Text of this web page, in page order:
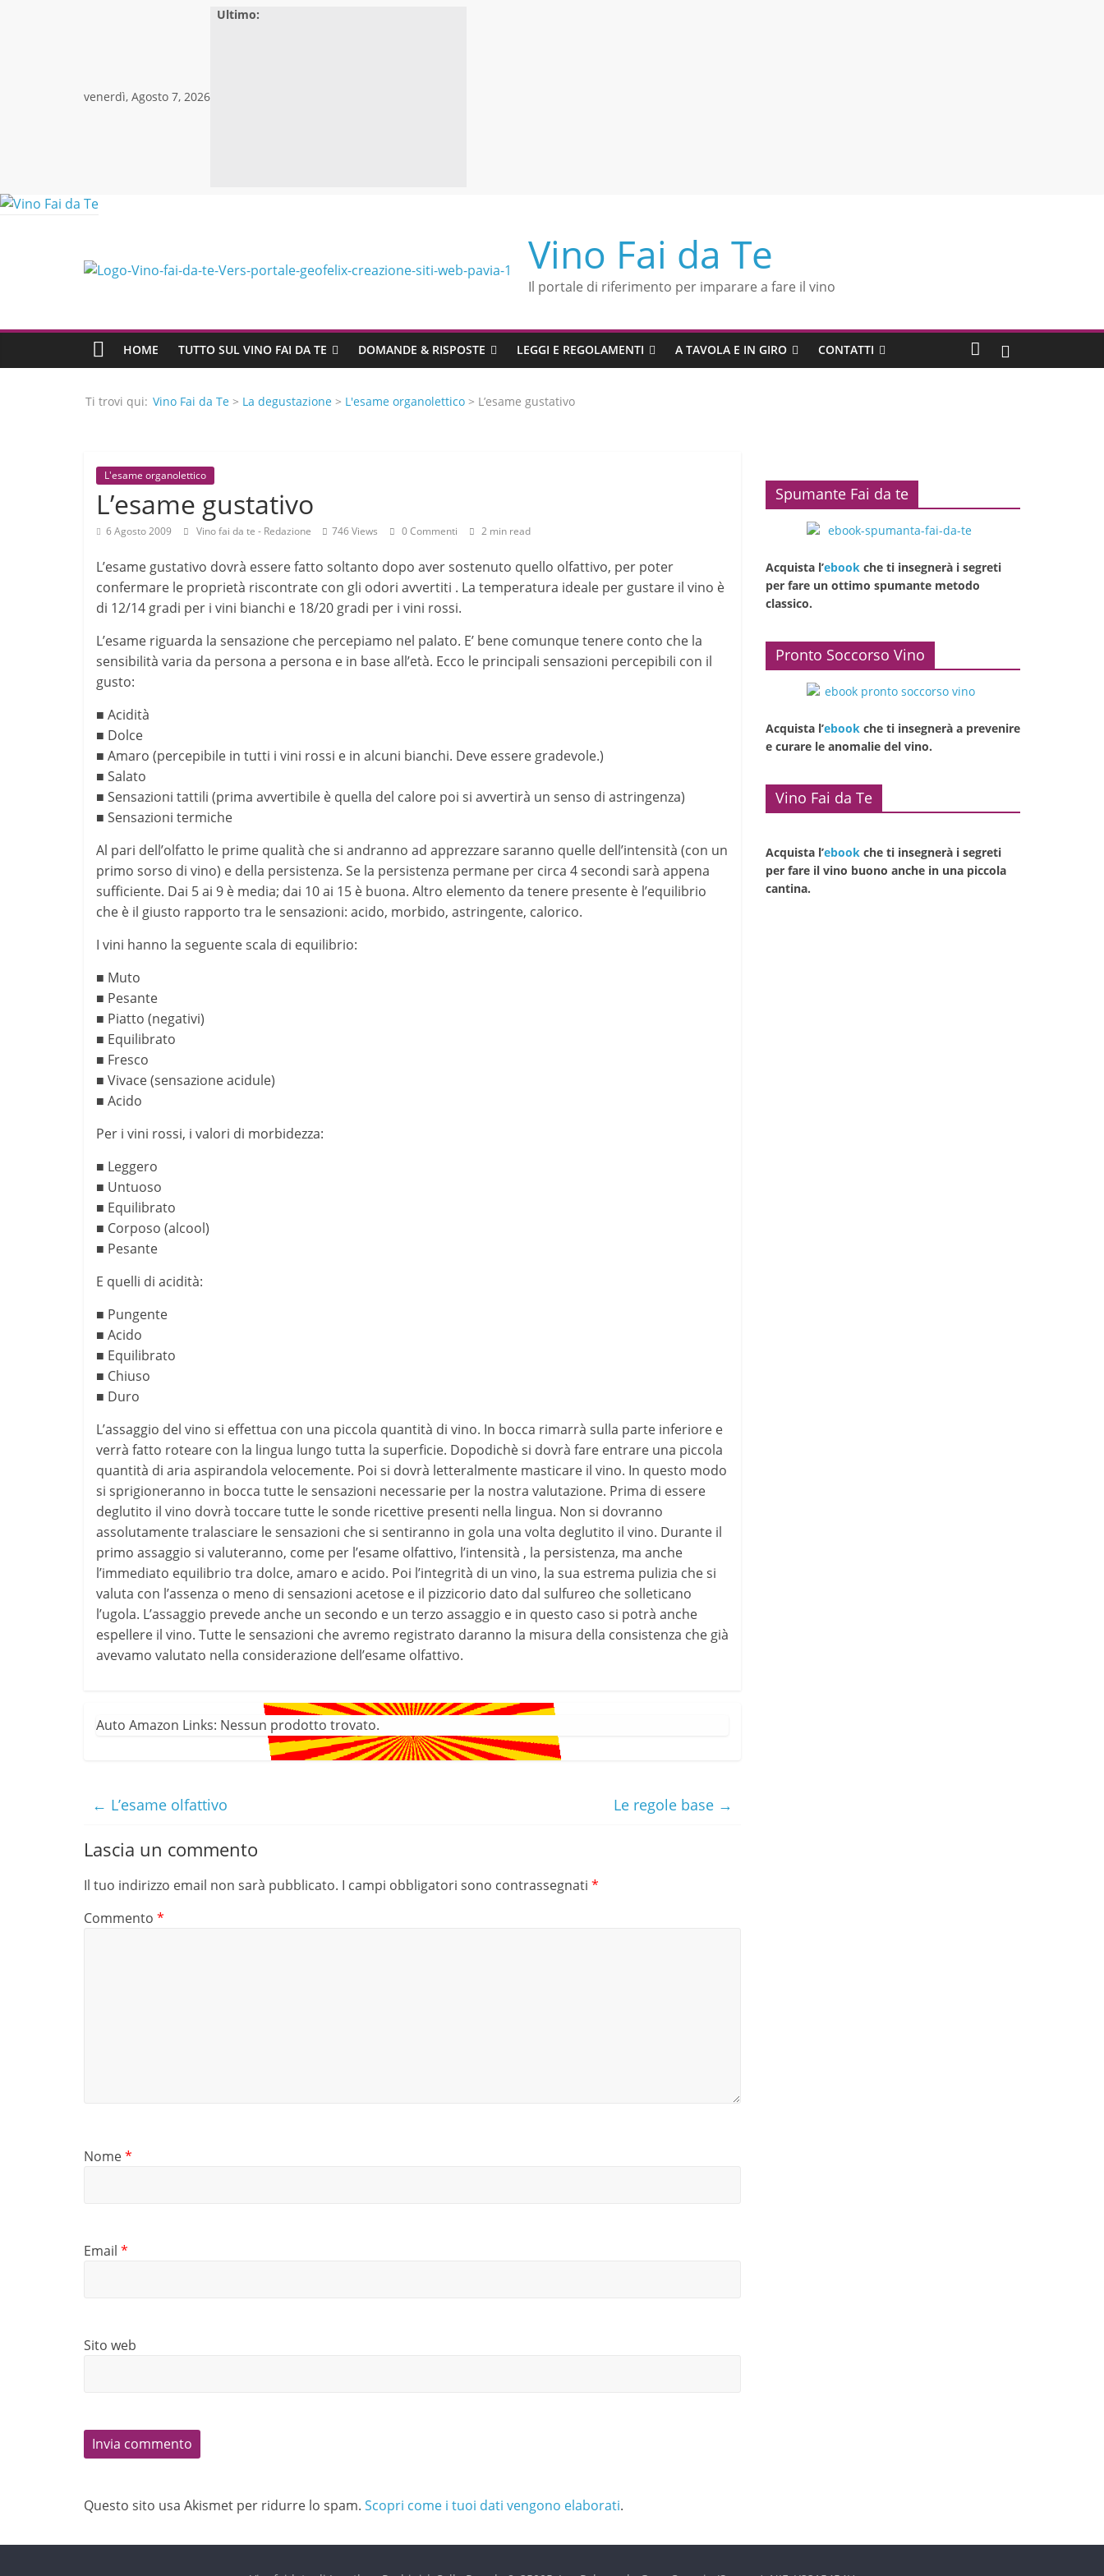
venerdì, Agosto 7, 2026
Ultimo:
Vino Fai da Te
Il portale di riferimento per imparare a fare il vino
HOME TUTTO SUL VINO FAI DA TE DOMANDE & RISPOSTE LEGGI E REGOLAMENTI A TAVOLA E IN GIRO CONTATTI
Ti trovi qui: Vino Fai da Te > La degustazione > L'esame organolettico > L’esame gustativo
L'esame organolettico
L’esame gustativo
6 Agosto 2009 Vino fai da te - Redazione 746 Views 0 Commenti 2 min read
L’esame gustativo dovrà essere fatto soltanto dopo aver sostenuto quello olfattivo, per poter
confermare le proprietà riscontrate con gli odori avvertiti . La temperatura ideale per gustare il vino è
di 12/14 gradi per i vini bianchi e 18/20 gradi per i vini rossi.
L’esame riguarda la sensazione che percepiamo nel palato. E’ bene comunque tenere conto che la
sensibilità varia da persona a persona e in base all’età. Ecco le principali sensazioni percepibili con il
gusto:
■ Acidità
■ Dolce
■ Amaro (percepibile in tutti i vini rossi e in alcuni bianchi. Deve essere gradevole.)
■ Salato
■ Sensazioni tattili (prima avvertibile è quella del calore poi si avvertirà un senso di astringenza)
■ Sensazioni termiche
Al pari dell’olfatto le prime qualità che si andranno ad apprezzare saranno quelle dell’intensità (con un
primo sorso di vino) e della persistenza. Se la persistenza permane per circa 4 secondi sarà appena
sufficiente. Dai 5 ai 9 è media; dai 10 ai 15 è buona. Altro elemento da tenere presente è l’equilibrio
che è il giusto rapporto tra le sensazioni: acido, morbido, astringente, calorico.
I vini hanno la seguente scala di equilibrio:
■ Muto
■ Pesante
■ Piatto (negativi)
■ Equilibrato
■ Fresco
■ Vivace (sensazione acidule)
■ Acido
Per i vini rossi, i valori di morbidezza:
■ Leggero
■ Untuoso
■ Equilibrato
■ Corposo (alcool)
■ Pesante
E quelli di acidità:
■ Pungente
■ Acido
■ Equilibrato
■ Chiuso
■ Duro
L’assaggio del vino si effettua con una piccola quantità di vino. In bocca rimarrà sulla parte inferiore e
verrà fatto roteare con la lingua lungo tutta la superficie. Dopodichè si dovrà fare entrare una piccola
quantità di aria aspirandola velocemente. Poi si dovrà letteralmente masticare il vino. In questo modo
si sprigioneranno in bocca tutte le sensazioni necessarie per la nostra valutazione. Prima di essere
deglutito il vino dovrà toccare tutte le sonde ricettive presenti nella lingua. Non si dovranno
assolutamente tralasciare le sensazioni che si sentiranno in gola una volta deglutito il vino. Durante il
primo assaggio si valuteranno, come per l’esame olfattivo, l’intensità , la persistenza, ma anche
l’immediato equilibrio tra dolce, amaro e acido. Poi l’integrità di un vino, la sua estrema pulizia che si
valuta con l’assenza o meno di sensazioni acetose e il pizzicorio dato dal sulfureo che solleticano
l’ugola. L’assaggio prevede anche un secondo e un terzo assaggio e in questo caso si potrà anche
espellere il vino. Tutte le sensazioni che avremo registrato daranno la misura della consistenza che già
avevamo valutato nella considerazione dell’esame olfattivo.
Auto Amazon Links: Nessun prodotto trovato.
← L’esame olfattivo Le regole base →
Lascia un commento
Il tuo indirizzo email non sarà pubblicato. I campi obbligatori sono contrassegnati *
Commento *
Nome*
Email *
Sito web
Questo sito usa Akismet per ridurre lo spam. Scopri come i tuoi dati vengono elaborati.
Spumante Fai da te
Acquista l’ebook che ti insegnerà i segreti
per fare un ottimo spumante metodo
classico.
Pronto Soccorso Vino
Acquista l’ebook che ti insegnerà a prevenire
e curare le anomalie del vino.
Vino Fai da Te
Acquista l’ebook che ti insegnerà i segreti
per fare il vino buono anche in una piccola
cantina.